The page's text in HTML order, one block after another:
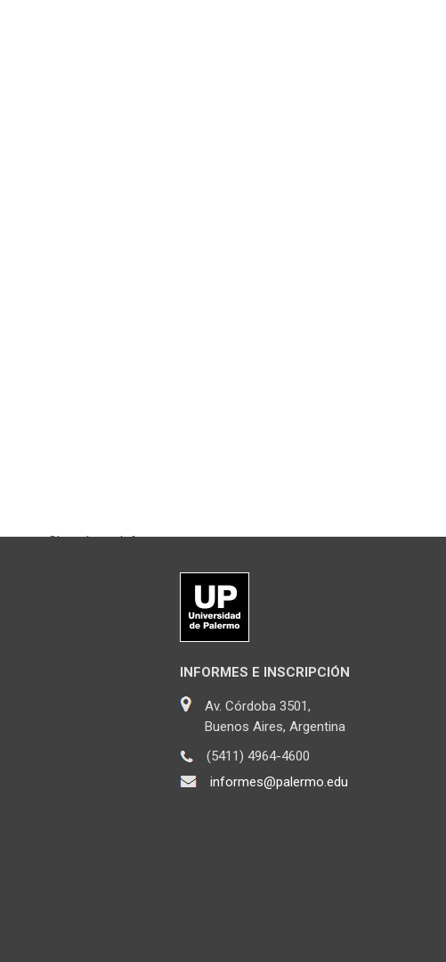
INFORMES E INSCRIPCIÓN
Av. Córdoba 3501,
Buenos Aires, Argentina
(5411) 4964-4600
informes@palermo.edu
Chateá con Informes